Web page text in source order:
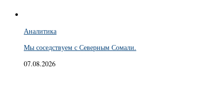
Аналитика
Мы соседствуем с Северным Сомали.
07.08.2026